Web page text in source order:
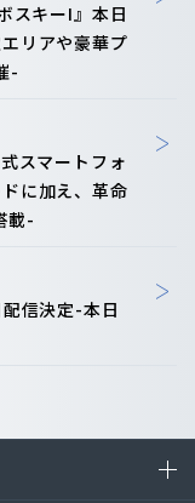
スキーI』本日
リアや豪華プ
-
スマートフォ
に加え、革命
載-
信決定-本日